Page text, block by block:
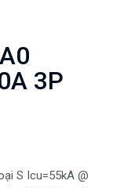
3P
S Icu=55kA @